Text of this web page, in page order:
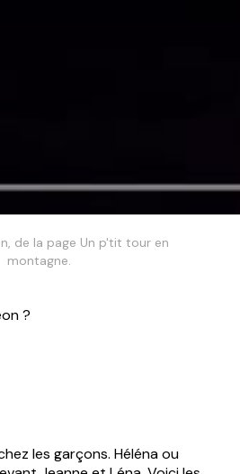
de la page Un p'tit tour en
montagne.
?
les garçons. Héléna ou